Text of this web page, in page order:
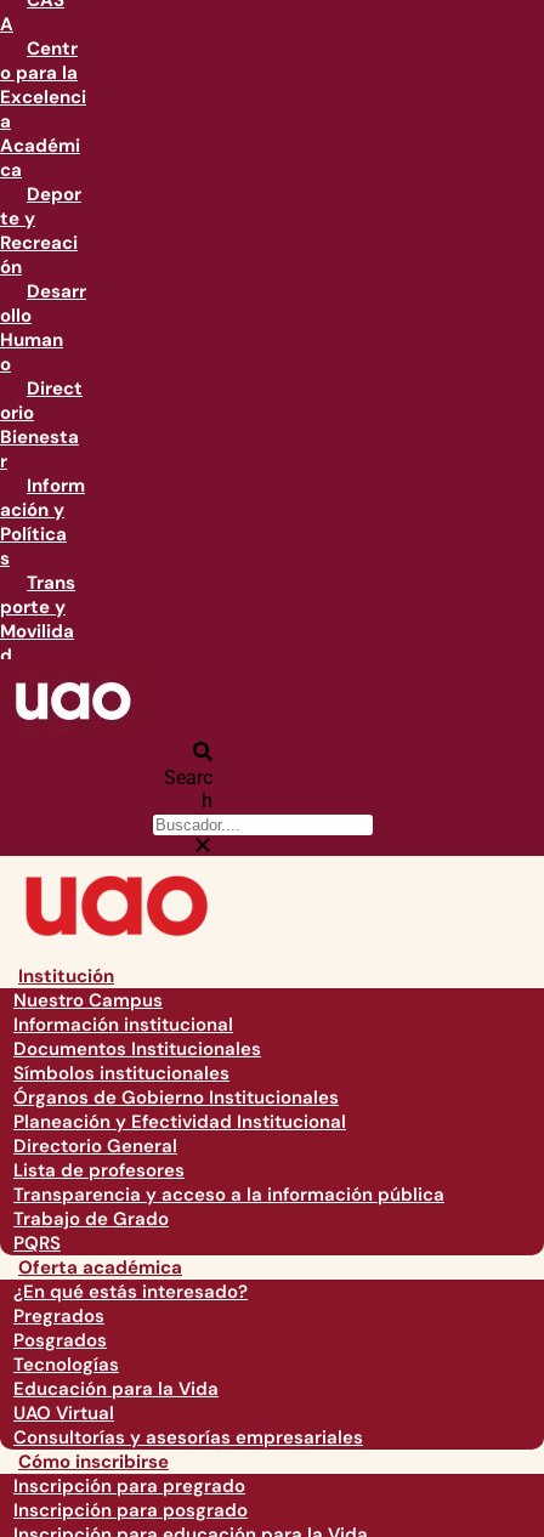
A
Centr
o para la
Excelenci
a
Académi
ca
Depor
te y
Recreaci
ón
Desarr
ollo
Human
o
Direct
orio
Bienesta
r
Inform
ación y
Política
s
Trans
porte y
Movilida
d
Searc
h
Institución
Nuestro Campus
Información institucional
Documentos Institucionales
Símbolos institucionales
Órganos de Gobierno Institucionales
Planeación y Efectividad Institucional
Directorio General
Lista de profesores
Transparencia y acceso a la información pública
Trabajo de Grado
PQRS
Oferta académica
¿En qué estás interesado?
Pregrados
Posgrados
Tecnologías
Educación para la Vida
UAO Virtual
Consultorías y asesorías empresariales
Cómo inscribirse
Inscripción para pregrado
Inscripción para posgrado